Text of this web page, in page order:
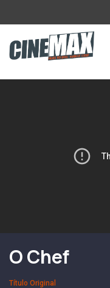
Saltar para o conteúdo
Filme em
O Chef
Título Original